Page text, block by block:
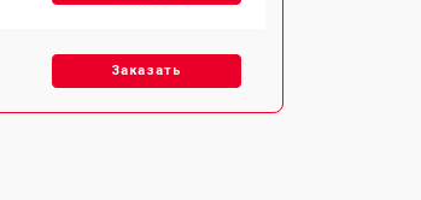
Заказать